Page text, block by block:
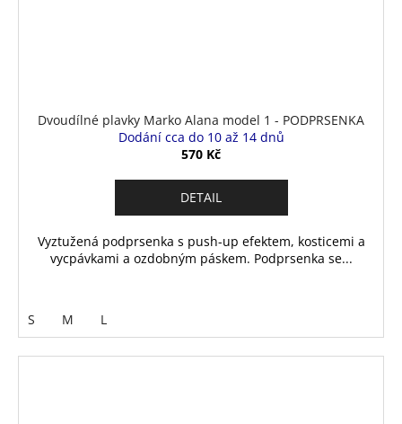
Dvoudílné plavky Marko Alana model 1 - PODPRSENKA
Dodání cca do 10 až 14 dnů
570 Kč
DETAIL
Vyztužená podprsenka s push-up efektem, kosticemi a
vycpávkami a ozdobným páskem. Podprsenka se...
S M L